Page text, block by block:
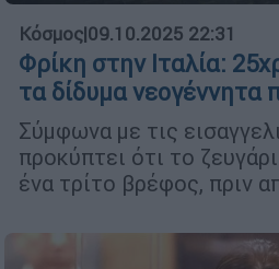
Κόσμος|09.10.2025 22:31
Φρίκη στην Ιταλία:
τα δίδυμα νεογέννητα
Σύμφωνα με τις
προκύπτει ότι το
ένα τρίτο βρέφος, πριν